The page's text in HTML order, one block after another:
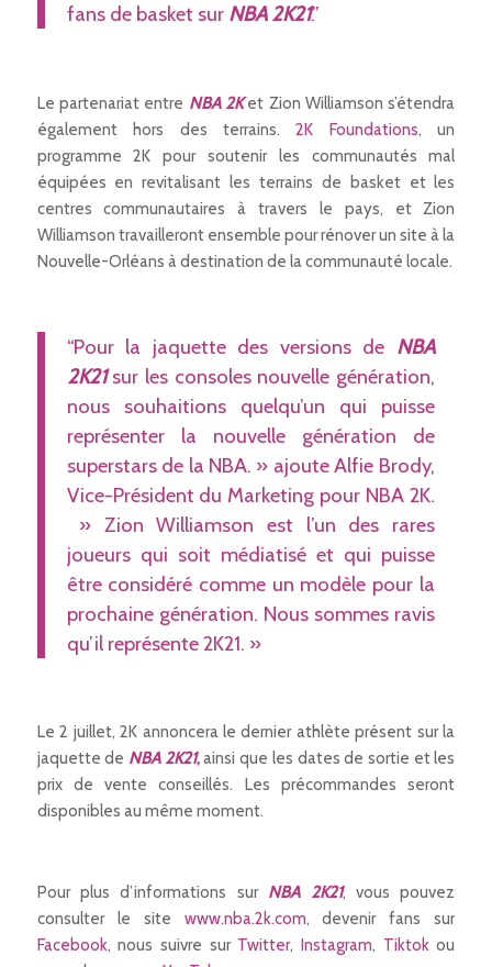
fans de basket sur NBA 2K21.”
Le partenariat entre NBA 2Ket Zion Williamson s’étendra
également hors des terrains.2K Foundations, un
programme 2K pour soutenir les communautés mal
équipées en revitalisant les terrains de basket et les
centres communautaires à travers le pays, et Zion
Williamson travailleront ensemble pour rénover un site à la
Nouvelle-Orléans à destination de la communauté locale.
“Pour la jaquette des versions de NBA
2K21sur les consoles nouvelle génération,
nous souhaitions quelqu’un qui puisse
représenter la nouvelle génération de
superstars de la NBA. » ajoute Alfie Brody,
Vice-Président du Marketing pour NBA 2K.
» Zion Williamson est l’un des rares
joueurs qui soit médiatisé et qui puisse
être considéré comme un modèle pour la
prochaine génération. Nous sommes ravis
qu’il représente 2K21. »
Le 2 juillet, 2K annoncera le dernier athlète présent sur la
jaquette de NBA 2K21,ainsi que les dates de sortie et les
prix de vente conseillés. Les précommandes seront
disponibles au même moment.
Pour plus d’informations sur NBA 2K21, vous pouvez
consulter le site www.nba.2k.com, devenir fans sur
Facebook, nous suivre sur Twitter,Instagram, Tiktokou